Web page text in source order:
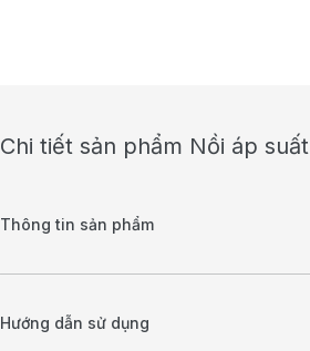
Chi tiết sản phẩm Nồi áp
Thông tin sản phẩm
Hướng dẫn sử dụng